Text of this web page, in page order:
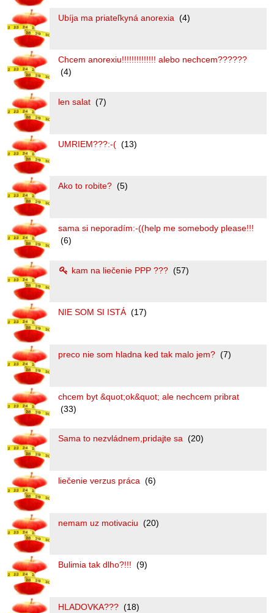
Ubíja ma priateľkyná anorexia (4)
Chcem anorexiu!!!!!!!!!!!!!! alebo nechcem??????
(4)
len salat (7)
UMRIEM???:-( (13)
Ako to robite? (5)
sama si neporadím:-((help me somebody please!!!
(6)
kam na liečenie PPP ??? (57)
NIE SOM SI ISTÁ (17)
preco nie som hladna ked tak malo jem? (7)
chcem byt &quot;ok&quot; ale nechcem pribrat
(33)
Sama to nezvládnem,pridajte sa (20)
liečenie verzus práca (6)
nemam uz motivaciu (20)
Bulimia tak dlho?!!! (9)
HLADOVKA??? (18)